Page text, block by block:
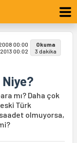
00:00
00:02
Okuma
3 dakika
mı? Daha çok
Türk
olmuyorsa,